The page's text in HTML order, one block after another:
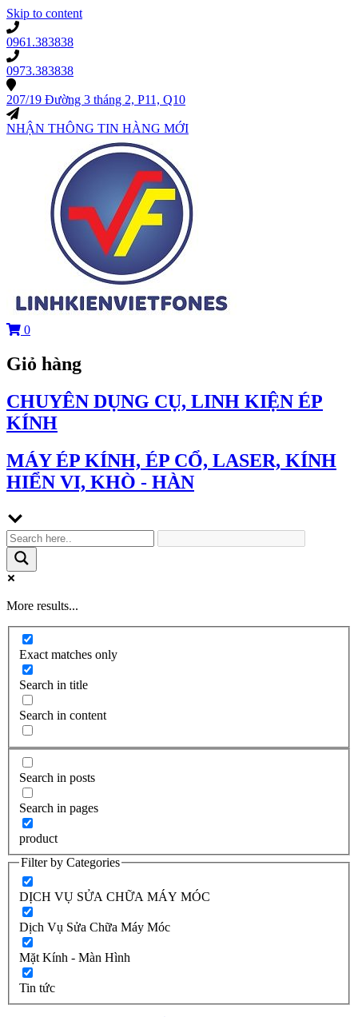
Skip to content
0961.383838
0973.383838
207/19 Đường 3 tháng 2, P11, Q10
NHẬN THÔNG TIN HÀNG MỚI
0
Giỏ hàng
CHUYÊN DỤNG CỤ, LINH KIỆN ÉP
KÍNH
MÁY ÉP KÍNH, ÉP CỔ, LASER, KÍNH
HIỂN VI, KHÒ - HÀN
More results...
Exact matches only
Search in title
Search in content
Search in posts
Search in pages
product
Filter by Categories
DỊCH VỤ SỬA CHỮA MÁY MÓC
Dịch Vụ Sửa Chữa Máy Móc
Mặt Kính - Màn Hình
Tin tức